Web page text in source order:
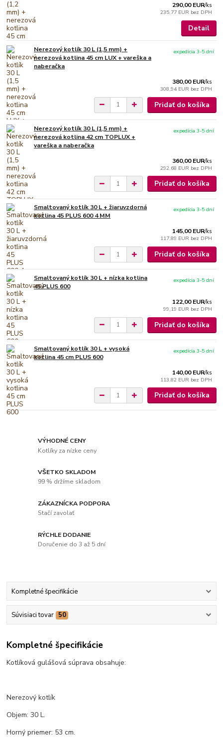
290,00 EUR/ks
235,77 EUR bez DPH
Detail
Nerezový kotlík 30 L (1,5 mm) +
nerezová kotlina 45 cm LUX + vareška a
naberačka
380,00 EUR/ks
308,94 EUR bez DPH
expedícia 3-5 dní
Pridať do košíka
Nerezový kotlík 30 L (1,5 mm) +
nerezová kotlina 42 cm TOPLUX +
vareška a naberačka
360,00 EUR/ks
292,68 EUR bez DPH
expedícia 3-5 dní
Pridať do košíka
Smaltovaný kotlík 30 L + žiaruvzdorná
kotlina 45 PLUS 600 4 MM
145,00 EUR/ks
117,89 EUR bez DPH
expedícia 3-5 dní
Pridať do košíka
Smaltovaný kotlík 30 L + nízka kotlina
45 PLUS 600
122,00 EUR/ks
99,19 EUR bez DPH
expedícia 3-5 dní
Pridať do košíka
Smaltovaný kotlík 30 L + vysoká
kotlina 45 cm PLUS 600
140,00 EUR/ks
113,82 EUR bez DPH
expedícia 3-5 dní
Pridať do košíka
VÝHODNÉ CENY
Kotlíky za nízke ceny
VŠETKO SKLADOM
99 % držíme skladom
ZÁKAZNÍCKA PODPORA
Stačí zavolať
RÝCHLE DODANIE
Doručenie do 3 až 5 dní
Kompletné špecifikácie
Súvisiaci tovar 50
Kompletné špecifikácie
Kotlíková gulášová súprava obsahuje:
Nerezový kotlík
Objem: 30 L.
Horný priemer: 53 cm.